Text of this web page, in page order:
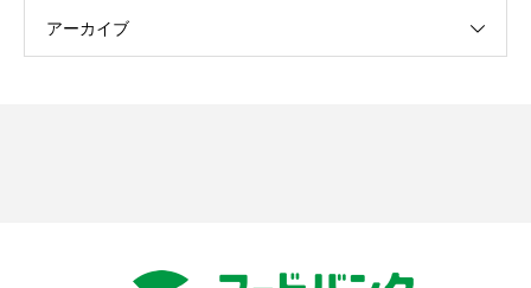
アーカイブ